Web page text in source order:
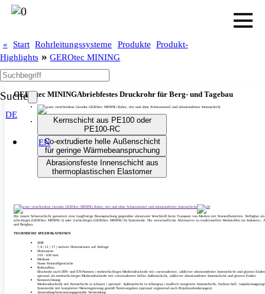
« Start Rohrleitungssysteme Produkte
Produkt-
Highlights » GEROtec MINING
Suche
DE
EN
GEROtec MININGAbriebfestes Druckrohr für Berg- und Tagebau
Kernschicht aus PE100 oder
PE100-RC
Co-extrudierte helle Außenschicht
für geringe Wärmebeanspruchung
Abrasionsfeste Innenschicht aus
thermoplastischen Elastomer
Die innere Schutzschicht garantiert eine langfristige Beanspruchung gegenüber abrasivem Verschleiß beim Transport von Medien mit Feststoffanteilen. Verfügbar als
schichtiges (GEROtec MINING I) oder 3-schichtiges (GEROtec MINING II) Systemrohr. Die wirtschaftliche Alternative zu traditionellen Werkstoffen im Industrie-,
und Bergbau.
TECHNISCHE SPEZIFIKATIONEN
SDR
7,4 | 11 | 17 | weitere Dimensionen auf Anfrage
Dimension
110 - 630 mm
Medium
Nasse Feststoffgemische
Rohraufbau
Druckrohr nach DIN- und EN-Normen | mehrschichtiges Mediendruckrohr mit coextrudierter, additiver abrasionsfester Innenschicht und glatten
optional als mehrschichtiges Mediendruckrohr mit coextrudierter heller Außenschicht, additiver abrasionsfester Innenschicht und glatten Enden
Kennzeichnung
Mediendruckrohr mit Kernschicht in schwarz | optional: Außenschicht in silbergrau | maßlich integrierte Innenschicht, Farbton hell,
Systemrohr mit kompletter Metersignierung gemäß Normvorgaben (optional ergänzend nach Projektanforderungen)
Anwendung/­bestimmungsgemäße Verwendung